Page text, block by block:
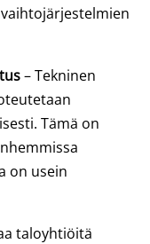
– Tekninen
Tämä on
on usein
taloyhtiöitä